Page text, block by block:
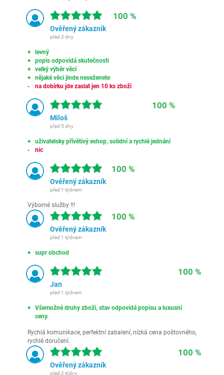
100 %
Ověřený zákazník
před 3 dny
levný
popis odpovídá skutečnosti
velký výběr věcí
nějaké věci jinde neseženete
na dobírku jde zaslat jen 10 ks zboží
100 %
Miloš
před 5 dny
uživatelsky přívětivý eshop, solidní a rychlé jednání
nic
100 %
Ověřený zákazník
před 1 týdnem
Výborné služby !!!
100 %
Ověřený zákazník
před 1 týdnem
supr obchod
100 %
Jan
před 1 týdnem
Všemožné druhy zboží, stav odpovídá popisu a luxusní
ceny.
Rychlá komunikace, perfektní zabalení, nízká cena poštovného,
rychlé doručení.
100 %
Ověřený zákazník
před 2 týdny